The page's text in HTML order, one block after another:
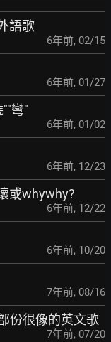
語歌
6年前, 02/15
6年前, 01/27
彎"
6年前, 01/02
6年前, 12/23
或whywhy?
6年前, 12/22
6年前, 10/20
7年前, 08/16
份很像的英文歌
7年前, 07/20